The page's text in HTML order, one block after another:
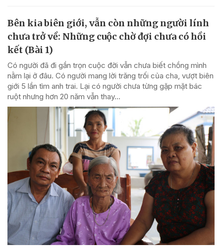
Bên kia biên giới, vẫn còn những người lính
chưa trở về: Những cuộc chờ đợi chưa có hồi
kết (Bài 1)
Có người đã đi gần trọn cuộc đời vẫn chưa biết chồng mình
nằm lại ở đâu. Có người mang lời trăng trối của cha, vượt biên
giới 5 lần tìm anh trai. Lại có người chưa từng gặp mặt bác
ruột nhưng hơn 20 năm vẫn thay...